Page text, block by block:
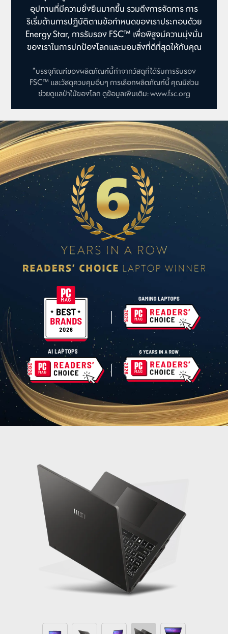
อุปทานที่มีความยั่งยืนมากขึ้น รวมถึงการจัดการ การ
ริเริ่มด้านการปฏิบัติตามข้อกำหนดของเราประกอบด้วย
Energy Star, การรับรอง FSC™ เพื่อพิสูจน์ความมุ่งมั่น
ของเราในการปกป้องโลกและมอบสิ่งที่ดีที่สุดให้กับคุณ
*บรรจุภัณฑ์ของผลิตภัณฑ์นี้ทำจากวัสดุที่ได้รับการรับรอง
FSC™ และวัสดุควบคุมอื่นๆ การเลือกผลิตภัณฑ์นี้ คุณมีส่วน
ช่วยดูแลป่าไม้ของโลก ดูข้อมูลเพิ่มเติม:www.fsc.org